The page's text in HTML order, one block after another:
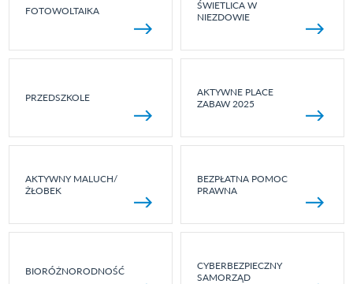
FOTOWOLTAIKA
ŚWIETLICA W
NIEZDOWIE
PRZEDSZKOLE
AKTYWNE PLACE
ZABAW 2025
AKTYWNY MALUCH/
ŻŁOBEK
BEZPŁATNA POMOC
PRAWNA
BIORÓŻNORODNOŚĆ
CYBERBEZPIECZNY
SAMORZĄD